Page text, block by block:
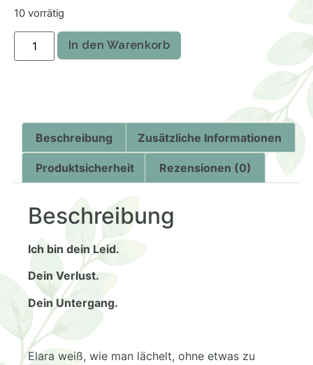
10 vorrätig
In den Warenkorb
Beschreibung Zusätzliche Informationen
Produktsicherheit Rezensionen (0)
Beschreibung
Ich bin dein Leid.
Dein Verlust.
Dein Untergang.
Elara weiß, wie man lächelt, ohne etwas zu